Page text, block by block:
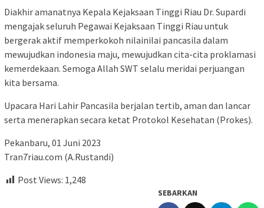
Diakhir amanatnya Kepala Kejaksaan Tinggi Riau Dr. Supardi
mengajak seluruh Pegawai Kejaksaan Tinggi Riau untuk
bergerak aktif memperkokoh nilainilai pancasila dalam
mewujudkan indonesia maju, mewujudkan cita-cita proklamasi
kemerdekaan. Semoga Allah SWT selalu meridai perjuangan
kita bersama.
Upacara Hari Lahir Pancasila berjalan tertib, aman dan lancar
serta menerapkan secara ketat Protokol Kesehatan (Prokes).
Pekanbaru, 01 Juni 2023
Tran7riau.com (A.Rustandi)
Post Views: 1,248
SEBARKAN